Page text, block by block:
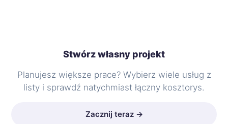
Stwórz własny projekt
Planujesz większe prace? Wybierz wiele usług z
listy i sprawdź natychmiast łączny kosztorys.
Zacznij teraz →